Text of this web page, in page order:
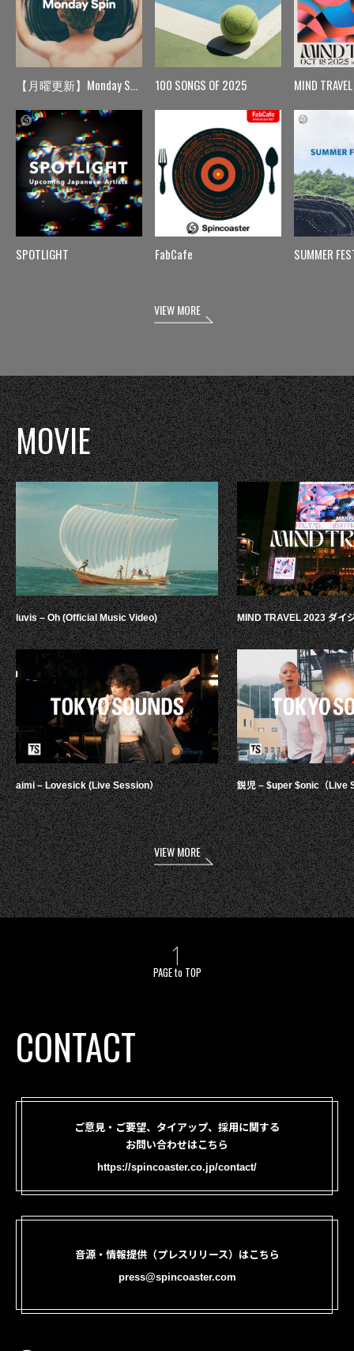
【月曜更新】Monday Spin
SPOTLIGHT
100 SONGS OF 2025
FabCafe
MIND TRAVEL
SUMMER
VIEW MORE
MOVIE
luvis – Oh (Official Music Video)
aimi – Lovesick (Live Session）
MIND TRAVEL 2023 ダイ
鋭児 – $uper $onic（Live
VIEW MORE
PAGE to TOP
CONTACT
ご意見・ご要望、タイアップ、採用に関する
お問い合わせはこちら
https://spincoaster.co.jp/contact/
音源・情報提供（プレスリリース）はこちら
press@spincoaster.com